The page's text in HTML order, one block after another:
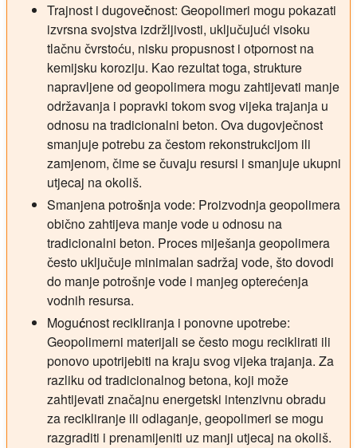
Trajnost i dugovečnost: Geopolimeri mogu pokazati
izvrsna svojstva izdržljivosti, uključujući visoku
tlačnu čvrstoću, nisku propusnost i otpornost na
kemijsku koroziju. Kao rezultat toga, strukture
napravljene od geopolimera mogu zahtijevati manje
održavanja i popravki tokom svog vijeka trajanja u
odnosu na tradicionalni beton. Ova dugovječnost
smanjuje potrebu za čestom rekonstrukcijom ili
zamjenom, čime se čuvaju resursi i smanjuje ukupni
utjecaj na okoliš.
Smanjena potrošnja vode: Proizvodnja geopolimera
obično zahtijeva manje vode u odnosu na
tradicionalni beton. Proces miješanja geopolimera
često uključuje minimalan sadržaj vode, što dovodi
do manje potrošnje vode i manjeg opterećenja
vodnih resursa.
Mogućnost recikliranja i ponovne upotrebe:
Geopolimerni materijali se često mogu reciklirati ili
ponovo upotrijebiti na kraju svog vijeka trajanja. Za
razliku od tradicionalnog betona, koji može
zahtijevati značajnu energetski intenzivnu obradu
za recikliranje ili odlaganje, geopolimeri se mogu
razgraditi i prenamijeniti uz manji utjecaj na okoliš.